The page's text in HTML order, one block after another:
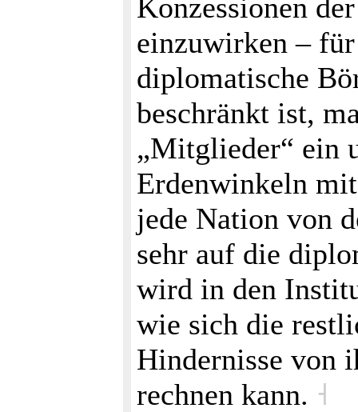
Konzessionen
einzuwirken –
diplomatische
beschränkt ist,
„Mitglieder“ ein
Erdenwinkeln
jede Nation von
sehr auf die
wird in den
wie sich die
Hindernisse von
rechnen kann. ˧